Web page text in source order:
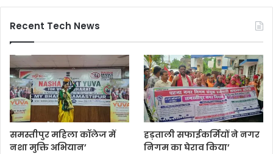
Recent Tech News
समस्तीपुर महिला कॉलेज में
नशा मुक्ति अभियान’
हड़ताली सफाईकर्मियों ने नगर
निगम का घेराव किया’